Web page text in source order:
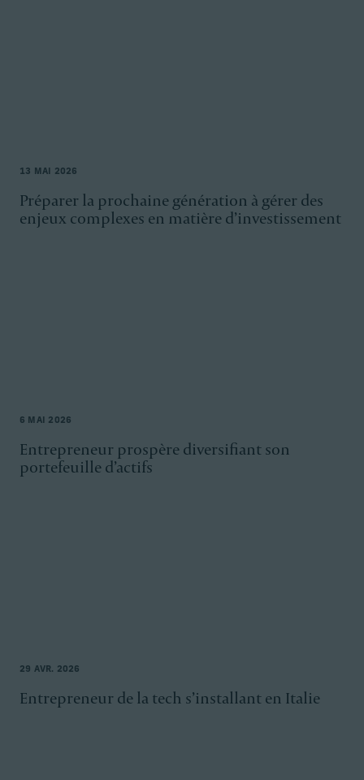
13 MAI 2026
Préparer la prochaine génération à gérer des
enjeux complexes en matière d’investissement
6 MAI 2026
Entrepreneur prospère diversifiant son
portefeuille d’actifs
29 AVR. 2026
Entrepreneur de la tech s’installant en Italie